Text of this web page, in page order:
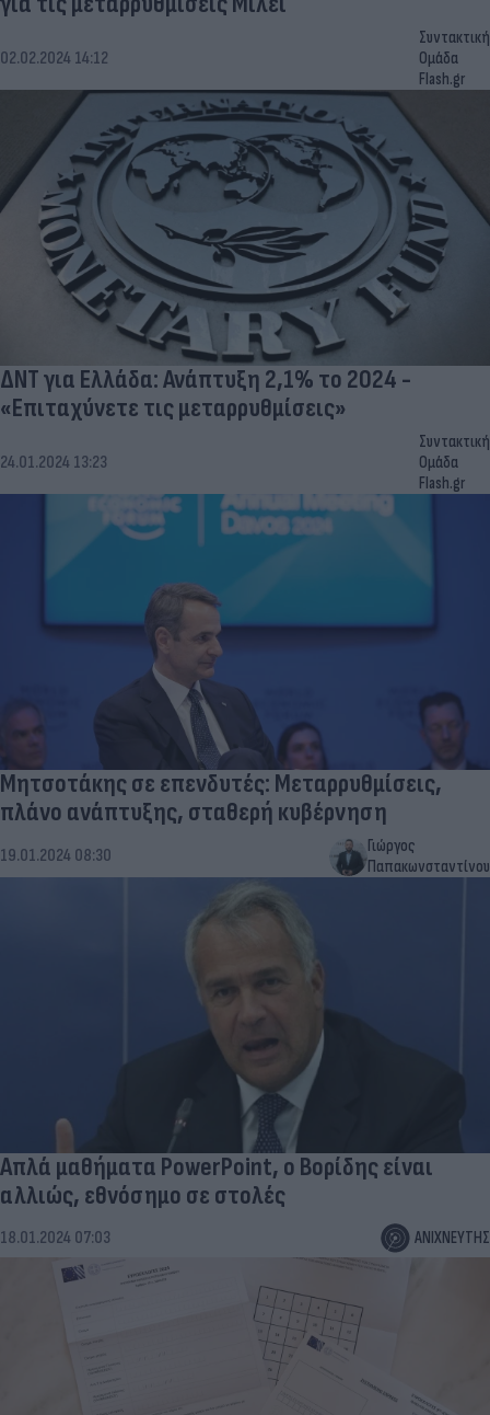
02.02.2024 14:12
Συντακτική
Ομάδα
Flash.gr
ΔΝΤ για Ελλάδα: Ανάπτυξη 2,1% το 2024 -
«Επιταχύνετε τις μεταρρυθμίσεις»
24.01.2024 13:23
Συντακτική
Ομάδα
Flash.gr
Μητσοτάκης σε επενδυτές: Μεταρρυθμίσεις,
πλάνο ανάπτυξης, σταθερή κυβέρνηση
19.01.2024 08:30
Γιώργος
Παπακωνσταντίνου
Απλά μαθήματα PowerPoint, ο Βορίδης είναι
αλλιώς, εθνόσημο σε στολές
18.01.2024 07:03 ΑΝΙΧΝΕΥΤΗΣ